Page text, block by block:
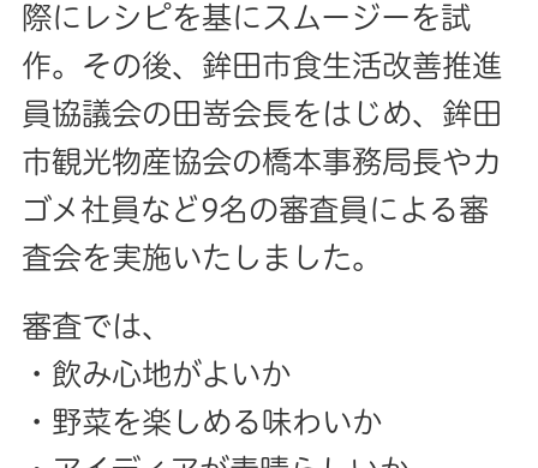
際にレシピを基にスムージーを試
作。その後、鉾田市食生活改善推進
員協議会の田嵜会長をはじめ、鉾田
市観光物産協会の橋本事務局長やカ
ゴメ社員など9名の審査員による審
査会を実施いたしました。
審査では、
・飲み心地がよいか
・野菜を楽しめる味わいか